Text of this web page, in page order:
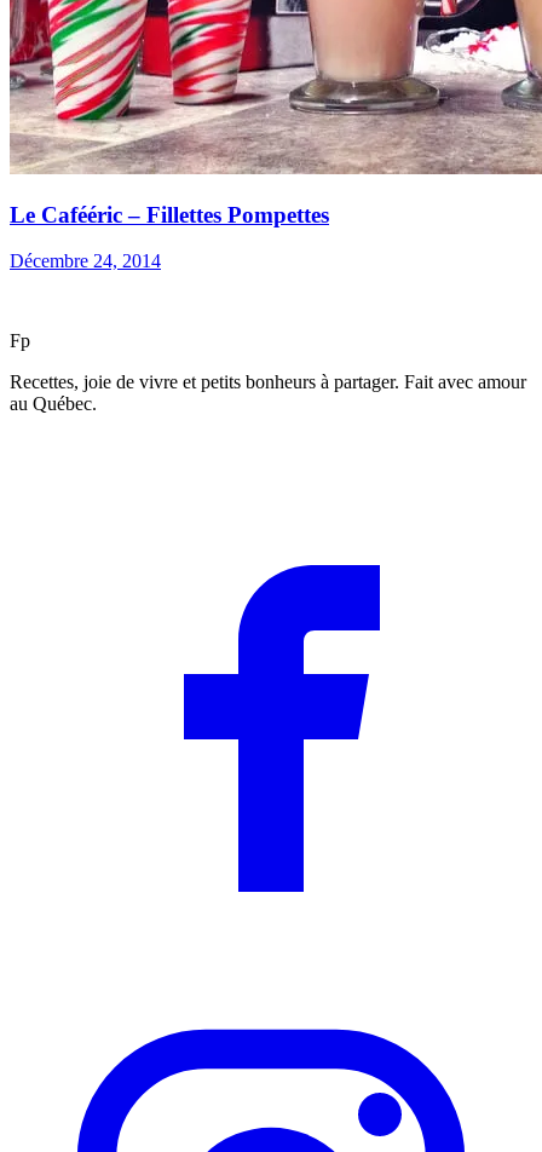
Le Cafééric – Fillettes Pompettes
Décembre 24, 2014
Fp
Recettes, joie de vivre et petits bonheurs à partager. Fait avec amour
au Québec.